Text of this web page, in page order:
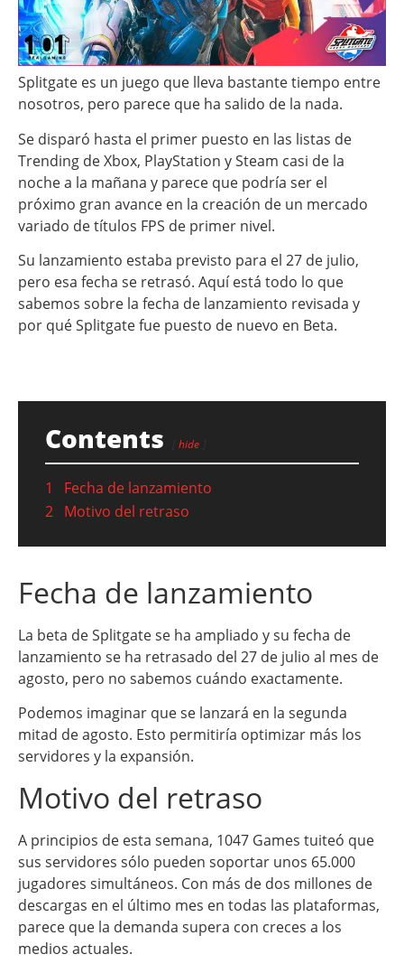
Splitgate es un juego que lleva bastante tiempo entre
nosotros, pero parece que ha salido de la nada.
Se disparó hasta el primer puesto en las listas de
Trending de Xbox, PlayStation y Steam casi de la
noche a la mañana y parece que podría ser el
próximo gran avance en la creación de un mercado
variado de títulos FPS de primer nivel.
Su lanzamiento estaba previsto para el 27 de julio,
pero esa fecha se retrasó. Aquí está todo lo que
sabemos sobre la fecha de lanzamiento revisada y
por qué Splitgate fue puesto de nuevo en Beta.
Contents hide
1
Fecha de lanzamiento
2 Motivo del retraso
Fecha de lanzamiento
La beta de Splitgate se ha ampliado y su fecha de
lanzamiento se ha retrasado del 27 de julio al mes de
agosto, pero no sabemos cuándo exactamente.
Podemos imaginar que se lanzará en la segunda
mitad de agosto. Esto permitiría optimizar más los
servidores y la expansión.
Motivo del retraso
A principios de esta semana, 1047 Games tuiteó que
sus servidores sólo pueden soportar unos 65.000
jugadores simultáneos. Con más de dos millones de
descargas en el último mes en todas las plataformas,
parece que la demanda supera con creces a los
medios actuales.